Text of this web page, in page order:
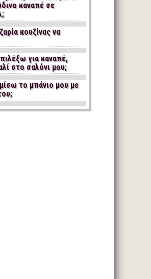
καναπέ σε
κουζίνας να
για καναπέ,
στο σαλόνι μου;
το μπάνιο μου με